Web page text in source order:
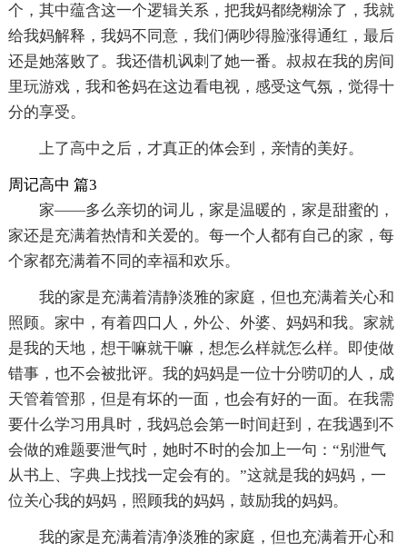
个，其中蕴含这一个逻辑关系，把我妈都绕糊涂了，我就
给我妈解释，我妈不同意，我们俩吵得脸涨得通红，最后
还是她落败了。我还借机讽刺了她一番。叔叔在我的房间
里玩游戏，我和爸妈在这边看电视，感受这气氛，觉得十
分的享受。
上了高中之后，才真正的体会到，亲情的美好。
周记高中 篇3
家——多么亲切的词儿，家是温暖的，家是甜蜜的，
家还是充满着热情和关爱的。每一个人都有自己的家，每
个家都充满着不同的幸福和欢乐。
我的家是充满着清静淡雅的家庭，但也充满着关心和
照顾。家中，有着四口人，外公、外婆、妈妈和我。家就
是我的天地，想干嘛就干嘛，想怎么样就怎么样。即使做
错事，也不会被批评。我的妈妈是一位十分唠叨的人，成
天管着管那，但是有坏的一面，也会有好的一面。在我需
要什么学习用具时，我妈总会第一时间赶到，在我遇到不
会做的难题要泄气时，她时不时的会加上一句：“别泄气
从书上、字典上找找一定会有的。”这就是我的妈妈，一
位关心我的妈妈，照顾我的妈妈，鼓励我的妈妈。
我的家是充满着清净淡雅的家庭，但也充满着开心和